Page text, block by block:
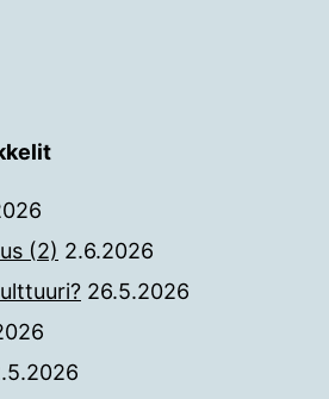
(2) 2.6.2026
26.5.2026